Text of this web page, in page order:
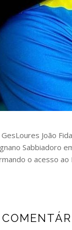
João
Sabbiadoro
o acesso